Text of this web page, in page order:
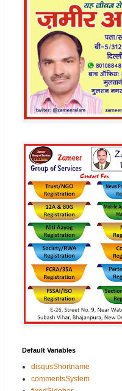
Default Variables
disqusShortname
commentsSystem